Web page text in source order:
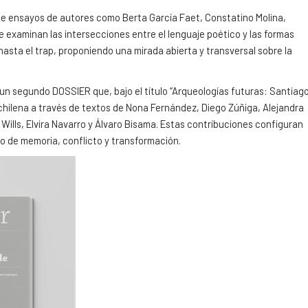
ensayos de autores como Berta García Faet, Constatino Molina,
examinan las intersecciones entre el lenguaje poético y las formas
el trap, proponiendo una mirada abierta y transversal sobre la
segundo DOSSIER que, bajo el título “Arqueologías futuras:
a través de textos de Nona Fernández, Diego Zúñiga, Alejandra
Elvira Navarro y Álvaro Bisama. Estas contribuciones configuran
de memoria, conflicto y transformación.